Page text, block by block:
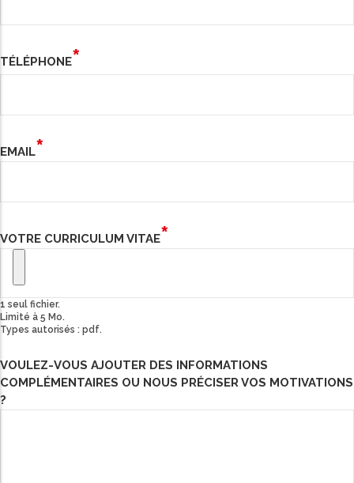
TÉLÉPHONE
EMAIL
VOTRE CURRICULUM VITAE
1 seul fichier.
Limité à 5 Mo.
Types autorisés : pdf.
VOULEZ-VOUS AJOUTER DES INFORMATIONS
COMPLÉMENTAIRES OU NOUS PRÉCISER VOS MOTIVATIONS
?